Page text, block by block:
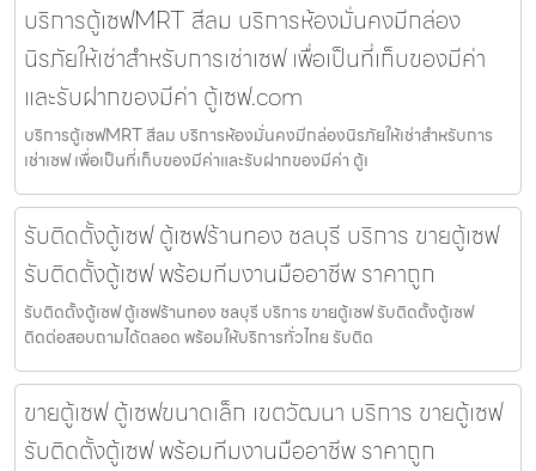
บริการตู้เซฟMRT สีลม บริการห้องมั่นคงมีกล่อง
นิรภัยให้เช่าสำหรับการเช่าเซฟ เพื่อเป็นที่เก็บของมีค่า
และรับฝากของมีค่า ตู้เซฟ.com
บริการตู้เซฟMRT สีลม บริการห้องมั่นคงมีกล่องนิรภัยให้เช่าสำหรับการ
เช่าเซฟ เพื่อเป็นที่เก็บของมีค่าและรับฝากของมีค่า ตู้เ
รับติดตั้งตู้เซฟ ตู้เซฟร้านทอง ชลบุรี บริการ ขายตู้เซฟ
รับติดตั้งตู้เซฟ พร้อมทีมงานมืออาชีพ ราคาถูก
รับติดตั้งตู้เซฟ ตู้เซฟร้านทอง ชลบุรี บริการ ขายตู้เซฟ รับติดตั้งตู้เซฟ
ติดต่อสอบถามได้ตลอด พร้อมให้บริการทั่วไทย รับติด
ขายตู้เซฟ ตู้เซฟขนาดเล็ก เขตวัฒนา บริการ ขายตู้เซฟ
รับติดตั้งตู้เซฟ พร้อมทีมงานมืออาชีพ ราคาถูก